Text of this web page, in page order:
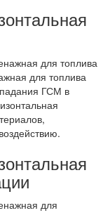
для топлива
ГСМ в